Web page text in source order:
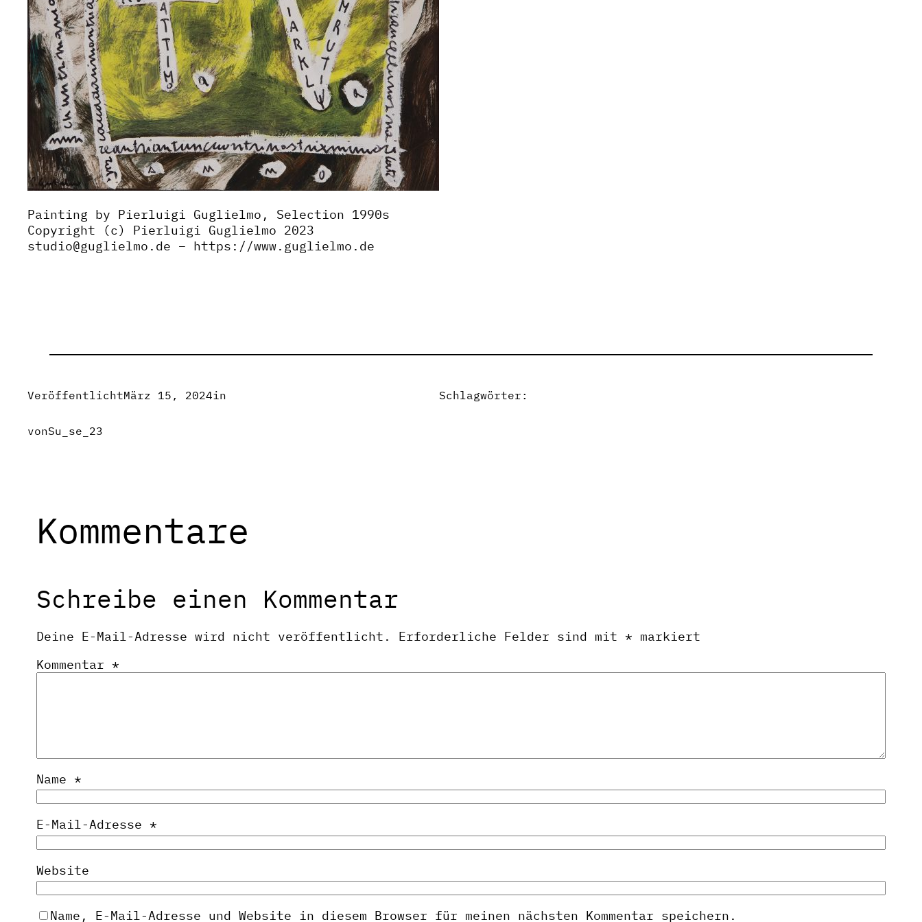
Painting by Pierluigi Guglielmo, Selection 1990s
Copyright (c) Pierluigi Guglielmo 2023
studio@guglielmo.de – https://www.guglielmo.de
VeröffentlichtMärz 15, 2024in
vonSu_se_23
Schlagwörter:
Kommentare
Schreibe einen Kommentar
Deine E-Mail-Adresse wird nicht veröffentlicht. Erforderliche Felder sind mit * markiert
Kommentar *
Name *
E-Mail-Adresse *
Website
Name, E-Mail-Adresse und Website in diesem Browser für meinen nächsten Kommentar speichern.